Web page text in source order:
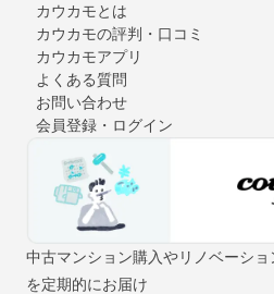
カウカモとは
カウカモの評判・口コミ
カウカモアプリ
よくある質問
お問い合わせ
会員登録・ログイン
中古マンション購入やリノベーシ
を定期的にお届け